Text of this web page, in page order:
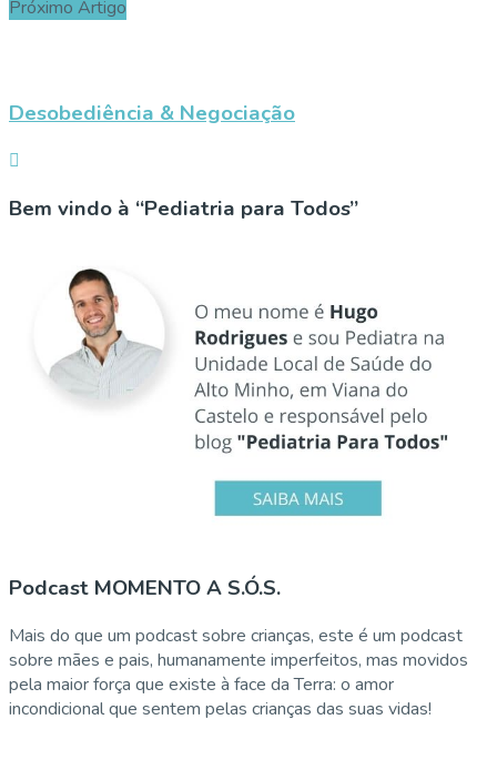
Próximo Artigo
Desobediência & Negociação
Bem vindo à “Pediatria para Todos”
Podcast MOMENTO A S.Ó.S.
Mais do que um podcast sobre crianças, este é um podcast
sobre mães e pais, humanamente imperfeitos, mas movidos
pela maior força que existe à face da Terra: o amor
incondicional que sentem pelas crianças das suas vidas!